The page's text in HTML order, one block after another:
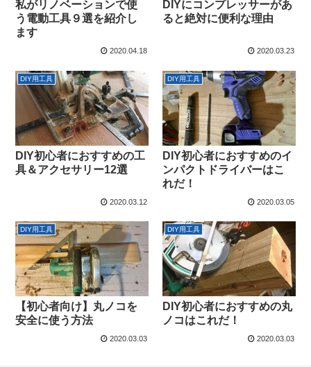
私がリノベーションで使
う電動工具９選を紹介し
ます
2020.04.18
DIYにコンプレッサーがあ
ると絶対に便利な理由
2020.03.23
DIY用工具
DIY初心者におすすめの工
具＆アクセサリー12選
2020.03.12
DIY用工具
DIY初心者におすすめのイ
ンパクトドライバーはこ
れだ！
2020.03.05
DIY用工具
【初心者向け】丸ノコを
安全に使う方法
2020.03.03
DIY用工具
DIY初心者におすすめの丸
ノコはこれだ！
2020.03.03